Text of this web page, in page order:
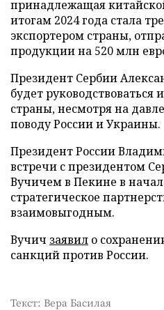
принадлежащая
итогам 2024 года стала
экспортером страны,
продукции на 520 млн
Президент Сербии
будет руководствоваться
страны, несмотря на
поводу России и Украины.
Президент России
встречи с президентом
Вучичем в Пекине в
стратегическое
взаимовыгодным.
Вучич заявил о
санкций против России.
Текст: Вера Басилая